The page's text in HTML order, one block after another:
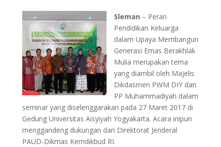
Sleman – Peran
Pendidikan Keluarga
dalam Upaya Membangun
Generasi Emas Berakhlak
Mulia merupakan tema
yang diambil oleh Majelis
Dikdasmen PWM DIY dan
PP Muhammadiyah dalam
seminar yang diselenggarakan pada 27 Maret 2017 di
Gedung Universitas Aisyiyah Yogyakarta. Acara inipun
menggandeng dukungan dari Direktorat Jenderal
PAUD-Dikmas Kemdikbud RI.